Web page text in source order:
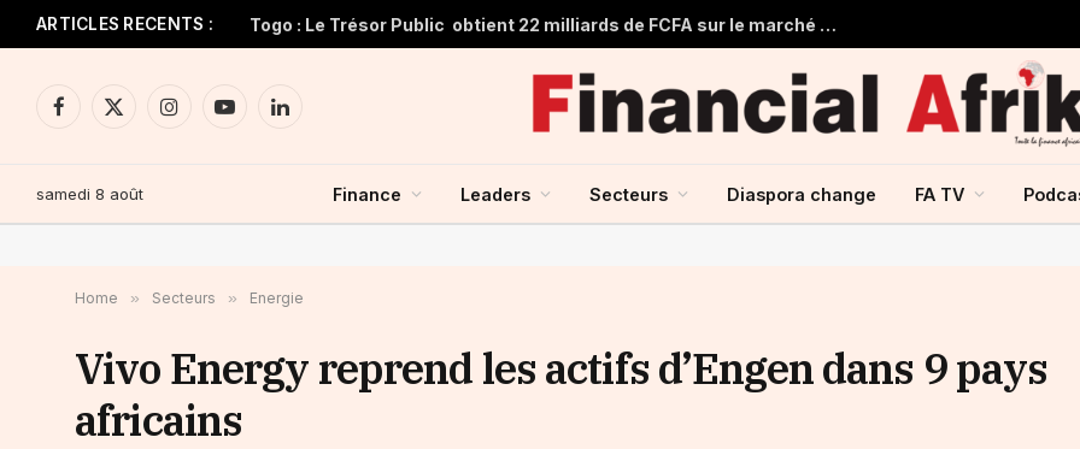
ARTICLES RECENTS : Togo : Le Trésor Public obtient 22 milliards de FCFA sur le marché financier de l’UMOA
Facebook
X
InstagramYouTubeLinkedIn
samedi 8 août Finance Leaders Secteurs Diaspora change FA TV
Home » Secteurs » Energie
Vivo Energy reprend les actifs d’Engen dans 9 pays
africains